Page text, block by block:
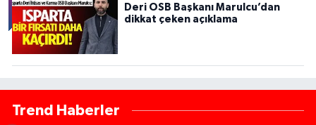
Deri OSB Başkanı Marulcu’dan
dikkat çeken açıklama
Trend Haberler